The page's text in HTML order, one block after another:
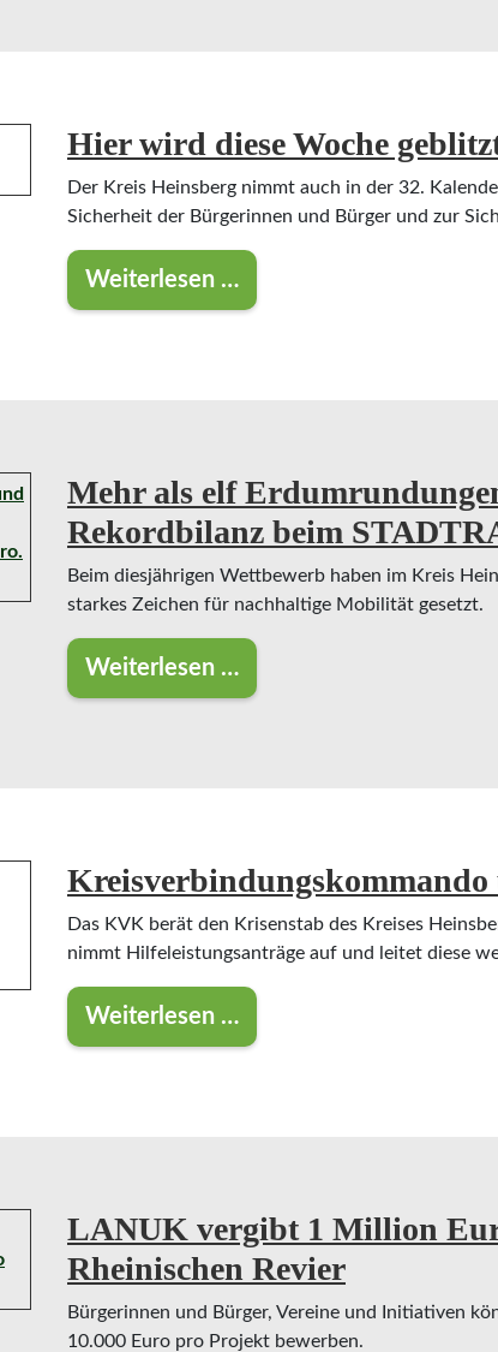
Hier wird diese Woche
Der Kreis Heinsberg nimmt auch in der 32.
Sicherheit der Bürgerinnen und Bürger und zur
Weiterlesen …
Hier wird diese Woche geblitzt
Mehr als elf
Rekordbilanz beim
Beim diesjährigen Wettbewerb haben im Kreis
starkes Zeichen für nachhaltige Mobilität gesetzt.
Weiterlesen …
Mehr als elf Erdumrundungen
Das KVK berät den Krisenstab des Kreises
nimmt Hilfeleistungsanträge auf und leitet diese
Weiterlesen …
Kreisverbindungskommando
LANUK vergibt 1 Million
Rheinischen Revier
Bürgerinnen und Bürger, Vereine und Initiativen
10.000 Euro pro Projekt bewerben.